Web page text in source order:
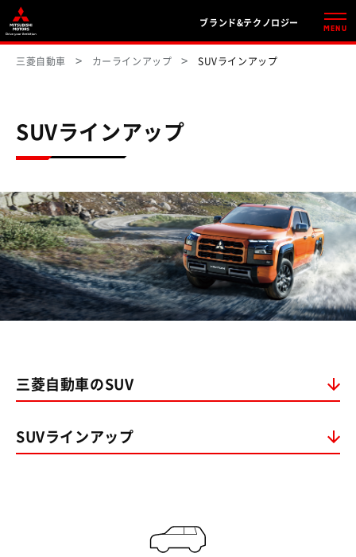
ブランド&テクノロジー
MENU
三菱自動車 カーラインアップ SUVラインアップ
SUVラインアップ
三菱自動車のSUV
SUVラインアップ